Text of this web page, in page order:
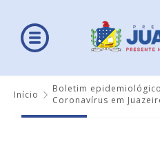
Início
Boletim
Coronavírus em